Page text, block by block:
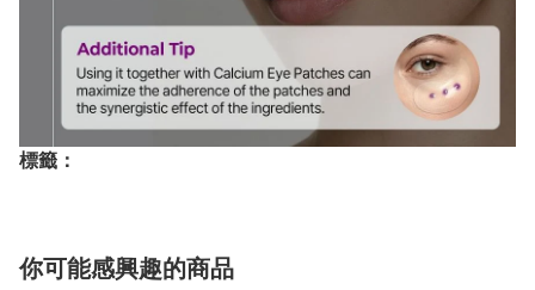
標籤：
你可能感興趣的商品